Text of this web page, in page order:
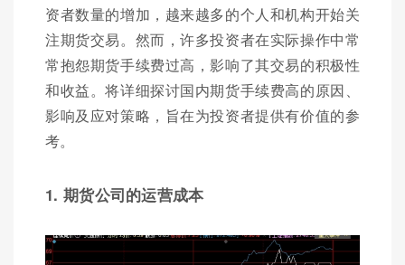
资者数量的增加，越来越多的个人和机构开始关
注期货交易。然而，许多投资者在实际操作中常
常抱怨期货手续费过高，影响了其交易的积极性
和收益。将详细探讨国内期货手续费高的原因、
影响及应对策略，旨在为投资者提供有价值的参
考。
1. 期货公司的运营成本